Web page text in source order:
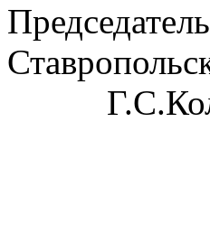
Председатель